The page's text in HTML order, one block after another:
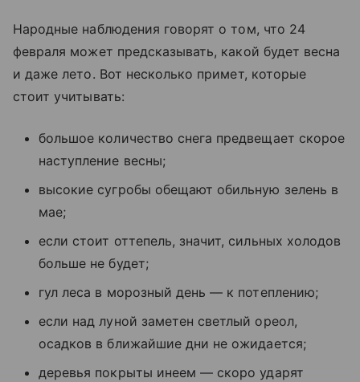
Народные наблюдения говорят о том, что 24
февраля может предсказывать, какой будет весна
и даже лето. Вот несколько примет, которые
стоит учитывать:
большое количество снега предвещает скорое
наступление весны;
высокие сугробы обещают обильную зелень в
мае;
если стоит оттепель, значит, сильных холодов
больше не будет;
гул леса в морозный день — к потеплению;
если над луной заметен светлый ореол,
осадков в ближайшие дни не ожидается;
деревья покрыты инеем — скоро ударят